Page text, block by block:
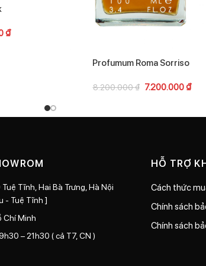
₫
Profumum Roma Sorriso
8.200.000₫ 7.200.000₫
Tĩnh, Hai Bà Trưng, Hà Nội
- Tuệ Tĩnh ]
Chí Minh
– 21h30 ( cả T7, CN )
HỖ TRỢ
Cách thức
Chính sách
Chính sách